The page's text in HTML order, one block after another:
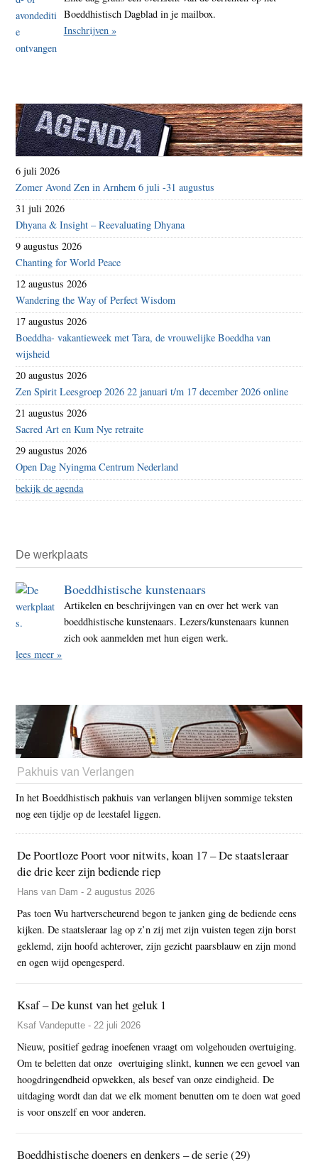
Boeddhistisch Dagblad in je mailbox.
Inschrijven »
6 juli 2026
Zomer Avond Zen in Arnhem 6 juli -31 augustus
31 juli 2026
Dhyana & Insight – Reevaluating Dhyana
9 augustus 2026
Chanting for World Peace
12 augustus 2026
Wandering the Way of Perfect Wisdom
17 augustus 2026
Boeddha- vakantieweek met Tara, de vrouwelijke Boeddha van
wijsheid
20 augustus 2026
Zen Spirit Leesgroep 2026 22 januari t/m 17 december 2026 online
21 augustus 2026
Sacred Art en Kum Nye retraite
29 augustus 2026
Open Dag Nyingma Centrum Nederland
bekijk de agenda
De werkplaats
Boeddhistische kunstenaars
Artikelen en beschrijvingen van en over het werk van
boeddhistische kunstenaars. Lezers/kunstenaars kunnen
zich ook aanmelden met hun eigen werk.
lees meer »
Pakhuis van Verlangen
In het Boeddhistisch pakhuis van verlangen blijven sommige teksten
nog een tijdje op de leestafel liggen.
De Poortloze Poort voor nitwits, koan 17 – De staatsleraar
die drie keer zijn bediende riep
Hans van Dam - 2 augustus 2026
Pas toen Wu hartverscheurend begon te janken ging de bediende eens
kijken. De staatsleraar lag op z’n zij met zijn vuisten tegen zijn borst
geklemd, zijn hoofd achterover, zijn gezicht paarsblauw en zijn mond
en ogen wijd opengesperd.
Ksaf – De kunst van het geluk 1
Ksaf Vandeputte - 22 juli 2026
Nieuw, positief gedrag inoefenen vraagt om volgehouden overtuiging.
Om te beletten dat onze overtuiging slinkt, kunnen we een gevoel van
hoogdringendheid opwekken, als besef van onze eindigheid. De
uitdaging wordt dan dat we elk moment benutten om te doen wat goed
is voor onszelf en voor anderen.
Boeddhistische doeners en denkers – de serie (29)